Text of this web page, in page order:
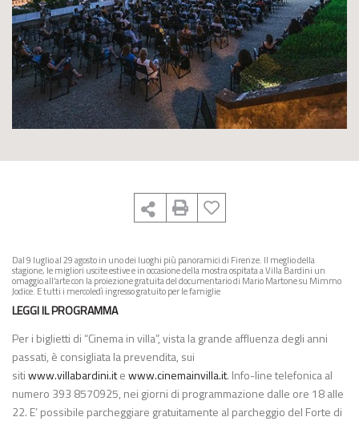
Dal 9 luglio al 29 agosto in uno dei luoghi più panoramici di Firenze. Il meglio della
stagione, le migliori uscite estive e in occasione della mostra ospitata a Villa Bardini un
omaggio all’arte con la proiezione gratuita del documentario di Mario Martone su Mimmo
Jodice. E tutti i mercoledì ingresso gratuito per le famiglie
LEGGI IL PROGRAMMA
Per i biglietti di “Cinema in villa”, vista la grande affluenza degli anni
passati, è consigliata la prevendita, sui
sitiwww.villabardini.itewww.cinemainvilla.it. Info-line telefonica al
numero 393 8570925, nei giorni di programmazione dalle ore 18 alle
22. E’ possibile parcheggiare gratuitamente al parcheggio del Forte di